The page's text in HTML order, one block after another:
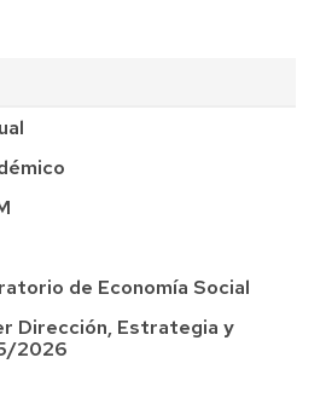
de Economía Social
Dirección, Estrategia y
2026